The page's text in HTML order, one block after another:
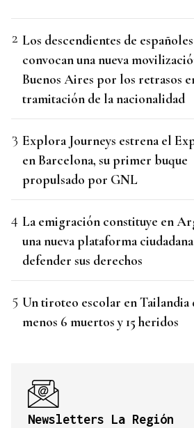
Los descendientes de españoles
convocan una nueva
Buenos Aires por los retrasos
tramitación de la nacionalidad
Explora Journeys estrena el
en Barcelona, su primer buque
propulsado por GNL
La emigración constituye en
una nueva plataforma
defender sus derechos
Un tiroteo escolar en Tailandia
menos 6 muertos y 15 heridos
Newsletters La Región